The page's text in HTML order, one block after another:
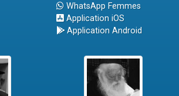
WhatsApp Femmes
Application iOS
Application Android